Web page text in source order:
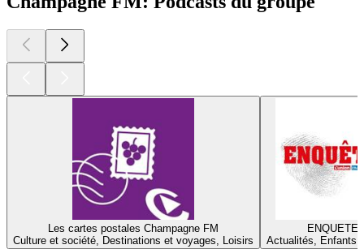
Les cartes postales Champagne FM
Culture et société, Destinations et voyages, Loisirs
Actualités, Enfants